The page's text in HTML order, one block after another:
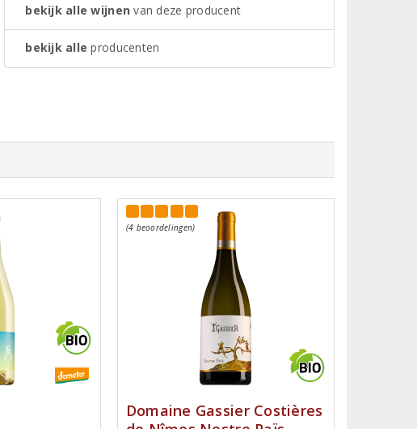
bekijk alle wijnen van deze producent
bekijk alle producenten
(4 beoordelingen)
Domaine Gassier Costières